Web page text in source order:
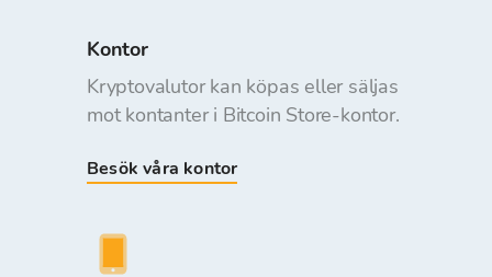
Kontor
Kryptovalutor kan köpas eller säljas
mot kontanter i Bitcoin Store-kontor.
Besök våra kontor